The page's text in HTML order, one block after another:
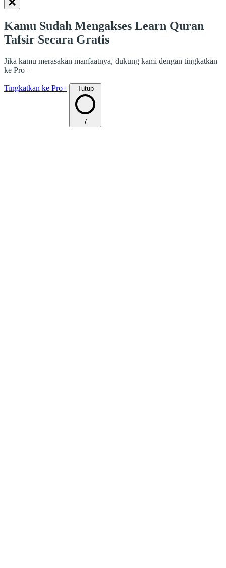
Kamu Sudah Mengakses Learn Quran
Tafsir Secara Gratis
Jika kamu merasakan manfaatnya, dukung kami dengan tingkatkan
ke Pro+
Tingkatkan ke Pro+ Tutup
7